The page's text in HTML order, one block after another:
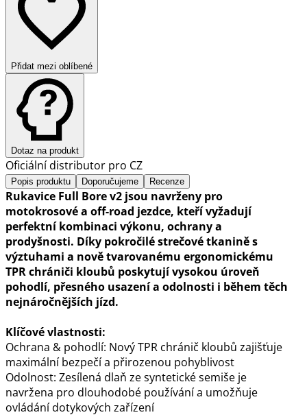
Přidat mezi oblíbené
Dotaz na produkt
Oficiální distributor pro CZ
Popis produktu Doporučujeme Recenze
Rukavice Full Bore v2 jsou navrženy pro
motokrosové a off-road jezdce, kteří vyžadují
perfektní kombinaci výkonu, ochrany a
prodyšnosti. Díky pokročilé strečové tkanině s
výztuhami a nově tvarovanému ergonomickému
TPR chrániči kloubů poskytují vysokou úroveň
pohodlí, přesného usazení a odolnosti i během těch
nejnáročnějších jízd.
Klíčové vlastnosti:
Ochrana & pohodlí: Nový TPR chránič kloubů zajišťuje
maximální bezpečí a přirozenou pohyblivost
Odolnost: Zesílená dlaň ze syntetické semiše je
navržena pro dlouhodobé používání a umožňuje
ovládání dotykových zařízení